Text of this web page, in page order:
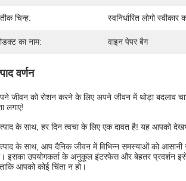
चिन्ह: स्वनिर्धारित लोगो स्वीकार
का नाम: वाइन पेपर बैग
वर्णन
जीवन को रोशन करने के लिए अपने जीवन में थोड़ा बदलाव
लगाएं!
के साथ, हर दिन त्वचा के लिए एक दावत है! यह आपको
के साथ, आप दैनिक जीवन में विभिन्न समस्याओं को
इसका उपयोगकर्ता के अनुकूल इंटरफेस और बेहतर प्रदर्शन
आपको कोई चिंता न हो।